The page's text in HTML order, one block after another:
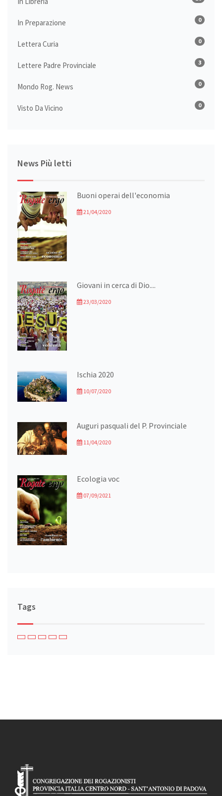
In Preparazione 0
Lettera Curia 0
Lettere Padre Provinciale 3
Mondo Rog. News 0
Visto Da Vicino 0
News Più letti
Buoni operai dell'economia
21/04/2020
Giovani in cerca di Dio....
23/03/2020
Ischia 2020
10/07/2020
Auguri pasquali del P. Provinciale
11/04/2020
Ecologia voc
07/09/2021
Tags